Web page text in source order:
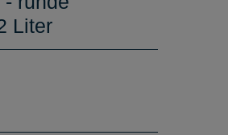
Liter